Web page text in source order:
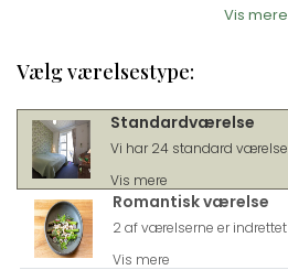
Vis mere
Vælg værelsestype:
Standardværelse
Vis mere
Romantisk værelse
Vis mere